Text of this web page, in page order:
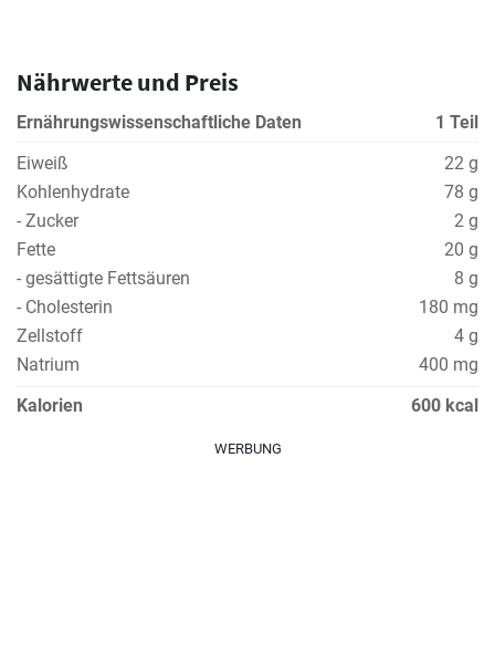
Nährwerte und Preis
Ernährungswissenschaftliche Daten
1 Teil
Eiweiß
22 g
Kohlenhydrate
78 g
- Zucker
2 g
Fette
20 g
- gesättigte Fettsäuren
8 g
- Cholesterin
180 mg
Zellstoff
4 g
Natrium
400 mg
Kalorien
600 kcal
WERBUNG